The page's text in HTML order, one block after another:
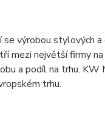
výrobou stylových
mezi největší firmy
a podíl na trhu. KW
trhu.